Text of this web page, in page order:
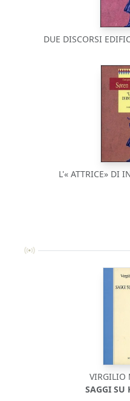
DUE DISCORSI
L'« ATTRICE» DI
VIRGILIO
SAGGI SU